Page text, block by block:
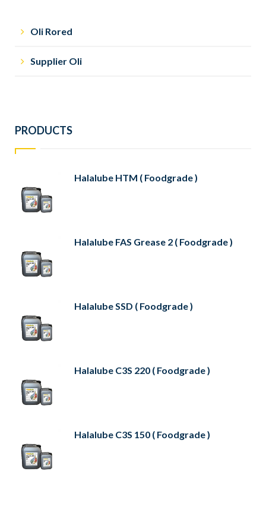
Oli Rored
Supplier Oli
PRODUCTS
Halalube HTM ( Foodgrade )
Halalube FAS Grease 2 ( Foodgrade )
Halalube SSD ( Foodgrade )
Halalube C3S 220 ( Foodgrade )
Halalube C3S 150 ( Foodgrade )